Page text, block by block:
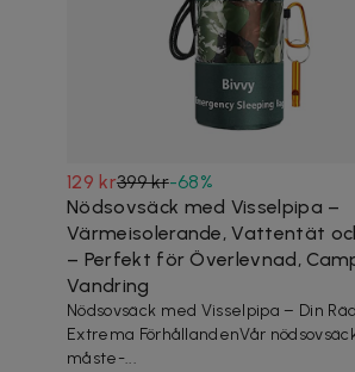
129 kr399 kr-68%
Nödsovsäck med Visselpipa –
Värmeisolerande, Vattentät
– Perfekt för Överlevnad,
Vandring
Nödsovsäck med Visselpipa – Din
Extrema FörhållandenVår
måste-...